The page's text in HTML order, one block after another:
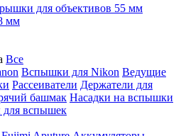
для объективов 55 мм
мм
Все
Вспышки для Nikon Ведущие
Рассеиватели Держатели для
башмак Насадки на вспышки
для вспышек